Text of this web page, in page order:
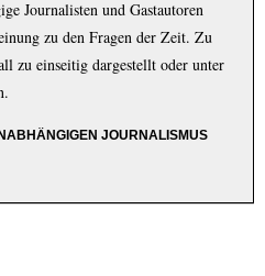
Journalisten und Gastautoren
zu den Fragen der Zeit. Zu
zu einseitig dargestellt oder unter
JOURNALISMUS